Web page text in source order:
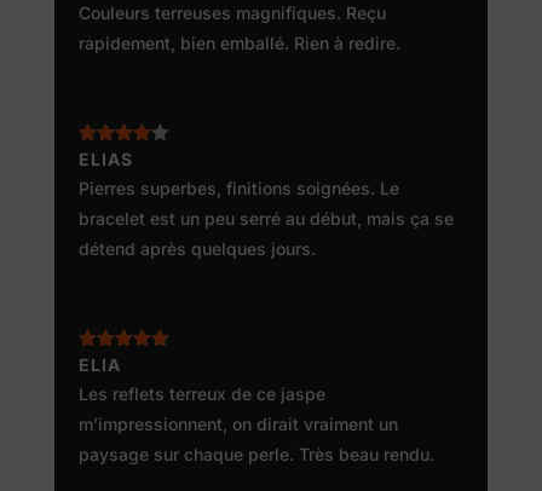
Couleurs terreuses magnifiques. Reçu
rapidement, bien emballé. Rien à redire.
Note 4
ELIAS
Pierres superbes, finitions soignées. Le
bracelet est un peu serré au début, mais ça se
détend après quelques jours.
Note
ELIA
Les reflets terreux de ce jaspe
m’impressionnent, on dirait vraiment un
paysage sur chaque perle. Très beau rendu.